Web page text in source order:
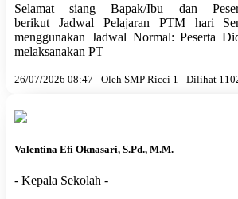
Selamat siang Bapak/Ibu dan
berikut Jadwal Pelajaran PTM hari
menggunakan Jadwal Normal: Peserta
melaksanakan PT
26/07/2026 08:47 - Oleh SMP Ricci 1 - Dilihat
Valentina Efi Oknasari, S.Pd., M.M.
- Kepala Sekolah -